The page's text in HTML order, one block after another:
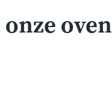
oven